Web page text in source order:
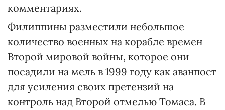
комментариях.
Филиппины разместили небольшое
количество военных на корабле времен
Второй мировой войны, которое они
посадили на мель в 1999 году как аванпост
для усиления своих претензий на
контроль над Второй отмелью Томаса. В